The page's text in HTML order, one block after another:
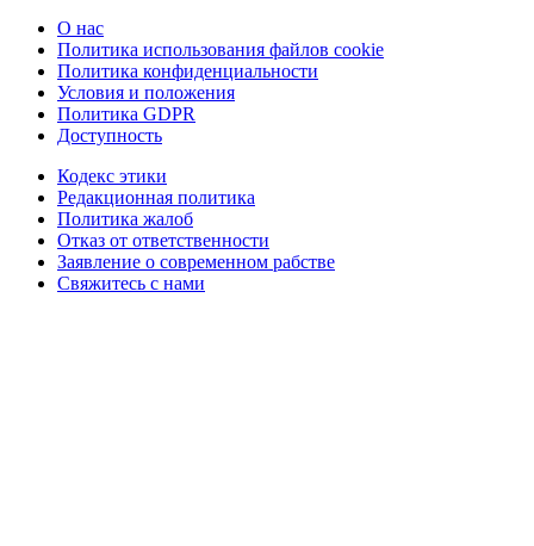
О нас
Политика использования файлов cookie
Политика конфиденциальности
Условия и положения
Политика GDPR
Доступность
Кодекс этики
Редакционная политика
Политика жалоб
Отказ от ответственности
Заявление о современном рабстве
Свяжитесь с нами